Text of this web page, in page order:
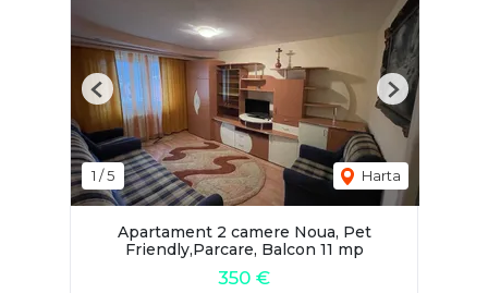
1 /5 Harta
Previous Next
Apartament 2 camere Noua, Pet
Friendly,Parcare, Balcon 11 mp
350 €